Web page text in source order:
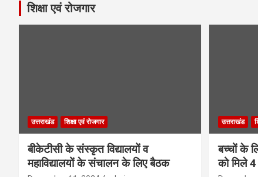
शिक्षा एवं रोजगार
उत्तराखंड शिक्षा एवं रोजगार
बीकेटीसी के संस्कृत विद्यालयों व
महाविद्यालयों के संचालन के लिए बैठक
उत्तराखंड
बच्चों के
को मिले 4